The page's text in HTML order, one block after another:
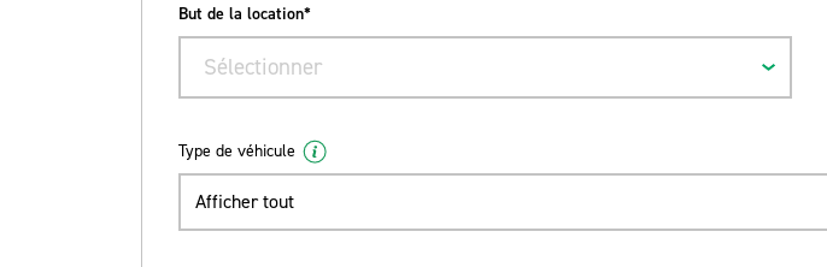
But de la location*
Sélectionner
Type de véhicule
Afficher tout